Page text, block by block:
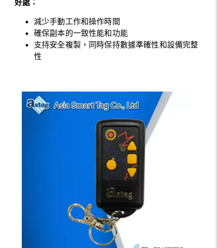
好處：
減少手動工作和操作時間
確保副本的一致性能和功能
支持安全複製，同時保持數據準確性和設備完整
性